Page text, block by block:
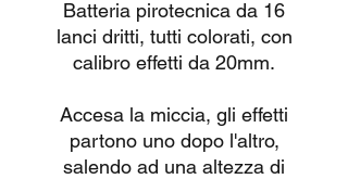
Batteria pirotecnica da 16
lanci dritti, tutti colorati, con
calibro effetti da 20mm.
Accesa la miccia, gli effetti
partono uno dopo l'altro,
salendo ad una altezza di